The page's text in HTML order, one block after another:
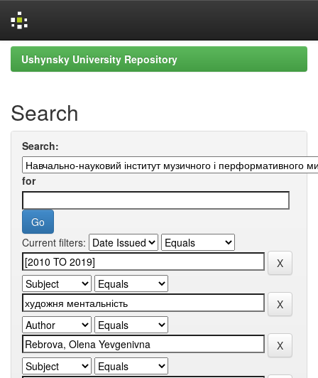
Skip
navigation
Ushynsky University Repository
Search
Search:
for
Current filters: